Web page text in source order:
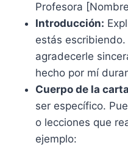
Profesora
Introducción:
estás
agradecerle
hecho por mí
Cuerpo de la
ser específico.
o lecciones que
ejemplo: